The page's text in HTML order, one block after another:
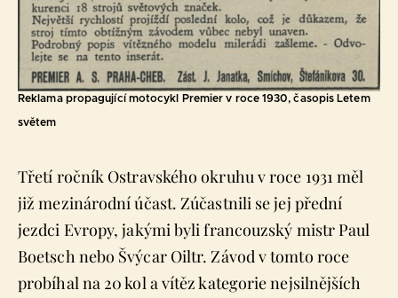
Reklama propagující motocykl Premier v roce 1930, časopis Letem
světem
Třetí ročník Ostravského okruhu v roce 1931 měl
již mezinárodní účast. Zúčastnili se jej přední
jezdci Evropy, jakými byli francouzský mistr Paul
Boetsch nebo Švýcar Oiltr. Závod v tomto roce
probíhal na 20 kol a vítěz kategorie nejsilnějších